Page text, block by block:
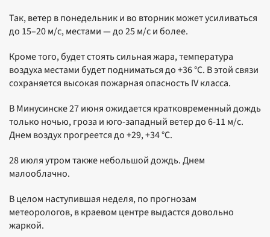
Так, ветер в понедельник и во вторник может усиливаться
до 15–20 м/с, местами — до 25 м/с и более.
Кроме того, будет стоять сильная жара, температура
воздуха местами будет подниматься до +36 °C. В этой связи
сохраняется высокая пожарная опасность IV класса.
В Минусинске 27 июня ожидается кратковременный дождь
только ночью, гроза и юго-западный ветер до 6-11 м/с.
Днем воздух прогреется до +29, +34 °C.
28 июля утром также небольшой дождь. Днем
малооблачно.
В целом наступившая неделя, по прогнозам
метеорологов, в краевом центре выдастся довольно
жаркой.